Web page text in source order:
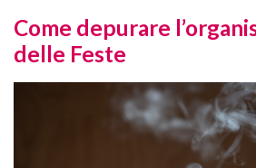
Come depurare
delle Feste